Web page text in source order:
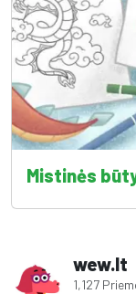
Mistinės
wew.lt
1,127